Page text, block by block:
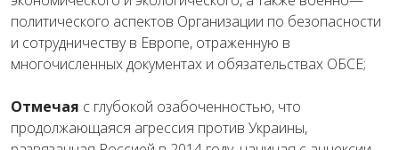
политического аспектов Организации по безопасности
и сотрудничеству в Европе, отраженную в
многочисленныхдокументах и обязательствах ОБСЕ;
Отмечая с глубокой озабоченностью, что
продолжающаяся агрессия против Украины,